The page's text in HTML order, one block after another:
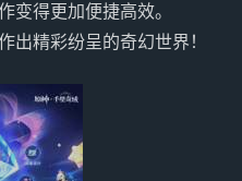
变得更加便捷高效。
出精彩纷呈的奇幻世界！